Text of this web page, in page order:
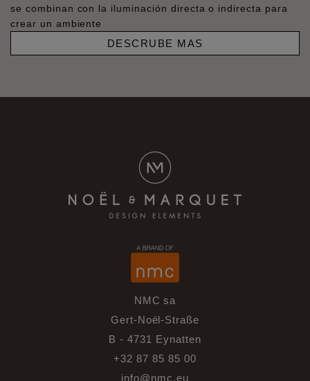
se combinan con la iluminación directa o indirecta para
crear un ambiente
DESCRUBE MAS
NMC sa
Gert-Noël-Straße
B - 4731 Eynatten
+32 87 85 85 00
info@nmc.eu